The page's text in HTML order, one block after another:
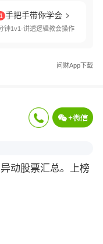
手把手带你学会
钟1v1·讲透逻辑教会操作
问财App下载
动股票汇总。上榜